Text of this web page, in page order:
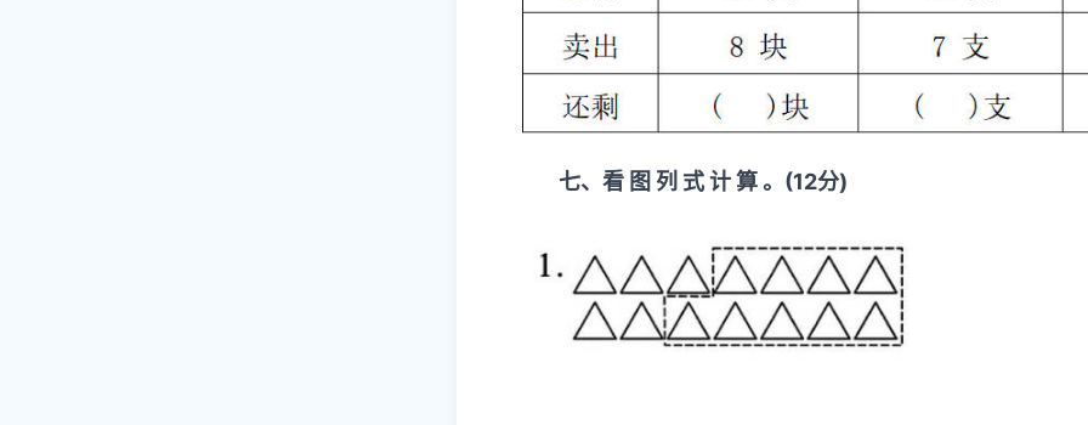
七、看 图 列 式 计 算 。(12分)